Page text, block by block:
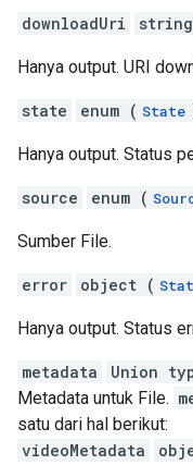
downloadUri string
Hanya output. URI
state enum ( State
Hanya output. Status
source enum (
Sumber File.
error object (
Hanya output. Status
metadata
Union
Metadata untuk File.
satu dari hal berikut:
videoMetadata